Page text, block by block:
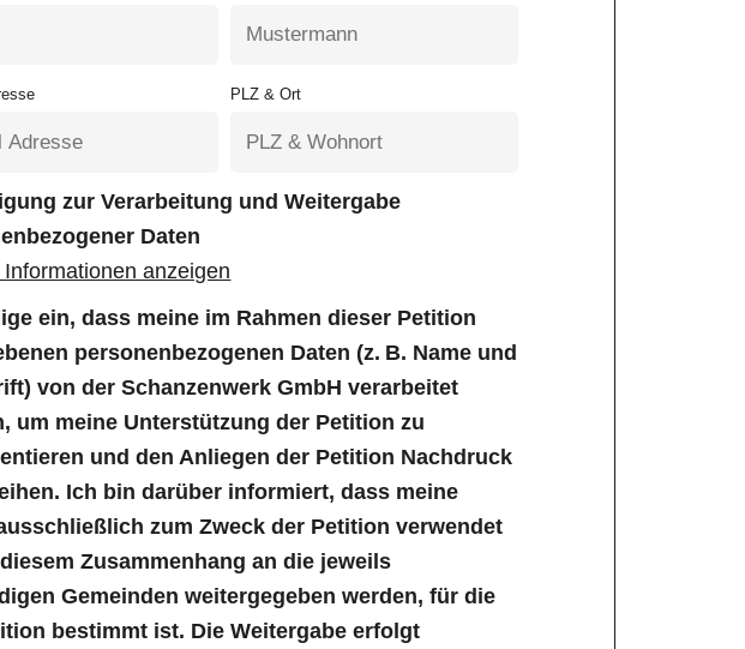
PLZ & Ort
zur Verarbeitung und Weitergabe
Daten
anzeigen
ein, dass meine im Rahmen dieser Petition
personenbezogenen Daten (z. B. Name und
von der Schanzenwerk GmbH verarbeitet
um meine Unterstützung der Petition zu
und den Anliegen der Petition Nachdruck
Ich bin darüber informiert, dass meine
zum Zweck der Petition verwendet
Zusammenhang an die jeweils
Gemeinden weitergegeben werden, für die
bestimmt ist. Die Weitergabe erfolgt